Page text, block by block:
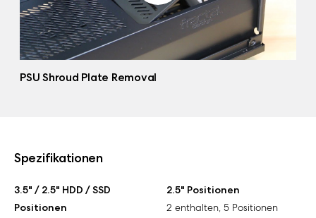
PSU Shroud Plate Removal
Spezifikationen
3.5" / 2.5" HDD / SSD
Positionen
2.5" Positionen
2 enthalten, 5 Positionen